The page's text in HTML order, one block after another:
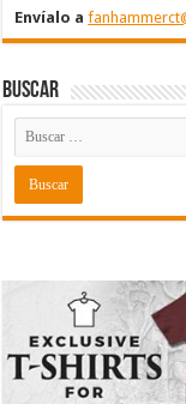
Envíalo a
Buscar